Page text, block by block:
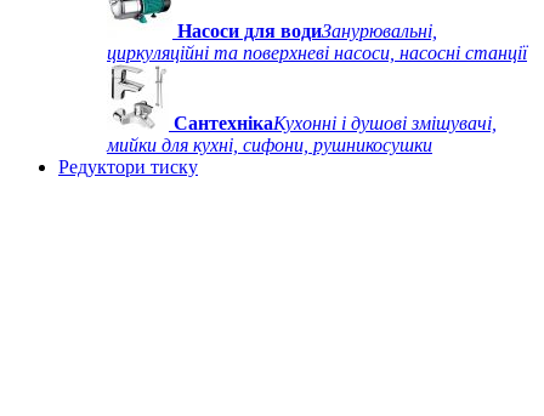
Насоси для водиЗанурювальні,
циркуляційні та поверхневі насоси, насосні станції
СантехнікаКухонні і душові змішувачі,
мийки для кухні, сифони, рушникосушки
Редуктори тиску